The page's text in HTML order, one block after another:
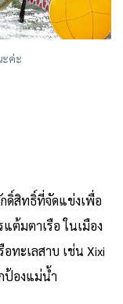
ะค่ะ
สิทธิ์ที่จัดแข่งเพื่อ
ต้มตาเรือ ในเมือง
ทะเลสาบ เช่น Xixi
ป้องแม่น้ำ